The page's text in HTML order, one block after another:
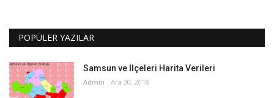
POPÜLER YAZILAR
Samsun ve İlçeleri Harita Verileri
Admin Ara 30, 2018